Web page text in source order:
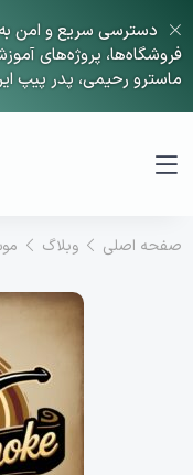
دسترسی سریع و امن
فروشگاه‌ها، پروژه‌های
ماسترو رحیمی، پدر پیپ
صفحه اصلی وبلاگ